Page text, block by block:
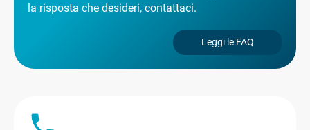
la risposta che desideri, contattaci.
Leggi le FAQ